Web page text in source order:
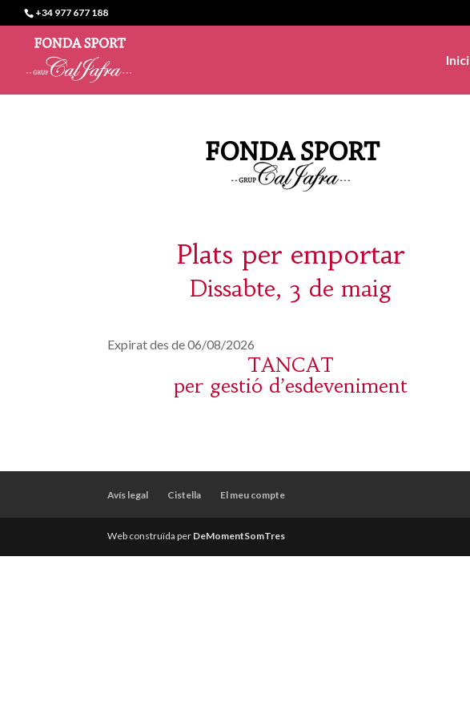
+34 977 677 188
Inici
Plats per emportar
Dissabte, 3 de maig
Expirat des de 06/08/2026
TANCAT
per gestió d’esdeveniment
Avís legal Cistella El meu compte
Web construïda per DeMomentSomTres